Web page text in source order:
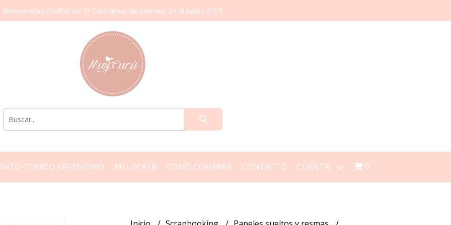
Bienvenidxs Crafterxs! 🩷 Cerramos de viernes 24 al lunes 27/7
CORREO ARGENTINO MI LOCKER COMO COMPRAR CONTACTO CUENTA 0